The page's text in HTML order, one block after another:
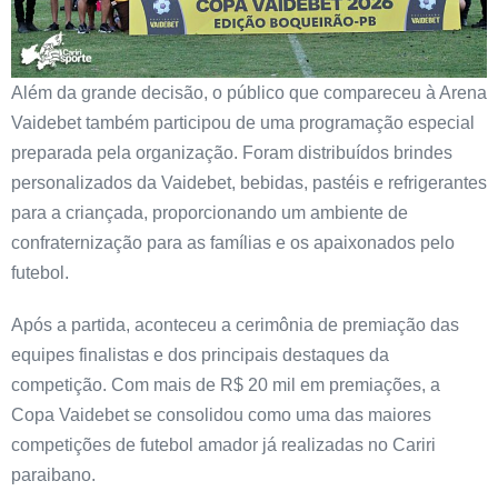
Além da grande decisão, o público que compareceu à Arena
Vaidebet também participou de uma programação especial
preparada pela organização. Foram distribuídos brindes
personalizados da Vaidebet, bebidas, pastéis e refrigerantes
para a criançada, proporcionando um ambiente de
confraternização para as famílias e os apaixonados pelo
futebol.
Após a partida, aconteceu a cerimônia de premiação das
equipes finalistas e dos principais destaques da
competição. Com mais de R$ 20 mil em premiações, a
Copa Vaidebet se consolidou como uma das maiores
competições de futebol amador já realizadas no Cariri
paraibano.